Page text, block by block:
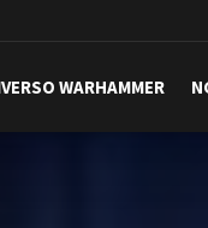
WARHAMMER